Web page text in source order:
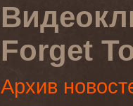
Forget
Архив